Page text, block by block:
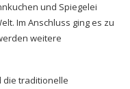
und Spiegelei
Im Anschluss ging es zu
weitere
die traditionelle